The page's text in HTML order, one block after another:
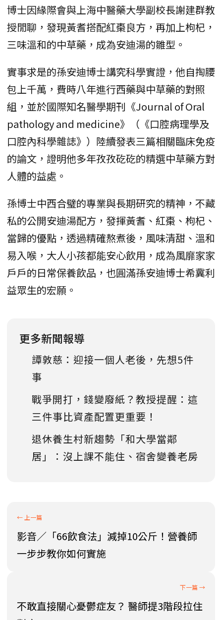
博士因緣際會與上海中醫藥大學副校長謝建群教
授閒聊，發現黃耆搭配紅棗良方，再加上枸杞，
三味溫和的中草藥，成為安迪湯的雛型。
實事求是的孫安迪博士講究科學實證，他自掏腰
包上千萬，費時八年進行西藥與中草藥的對照
組，並於國際知名醫學期刊《Journal of Oral
pathology and medicine》（《口腔病理學及
口腔內科學雜誌》）陸續發表三篇相關臨床免疫
的論文，證明他多年孜孜矻矻的精選中草藥方對
人體的益處。
孫博士中西合璧的專業與長期研究的精神，不藏
私的公開安迪湯配方，發揮黃耆、紅棗、枸杞、
當歸的優點，透過精確熬煮後，風味清甜、溫和
易入喉，大人小孩都能安心飲用，成為風靡家家
戶戶的日常保養飲品，也圓滿孫安迪博士希冀利
益眾生的宏願。
更多新聞報導
譚敦慈：迎接一個人老後，先想5件
事
戰爭開打，錢變廢紙？教授提醒：這
三件事比資產配置更重要！
退休養生村新趨勢「和大學當鄰
居」：沒上課不能住、宿舍變養老房
影音／「66飲食法」減掉10公斤！營養師
一步步教你如何實施
不敢直接關心憂鬱症友？ 醫師提3階段拉住